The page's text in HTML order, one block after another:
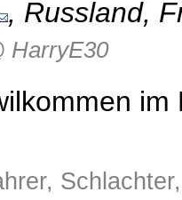
, Russland,
HarryE30